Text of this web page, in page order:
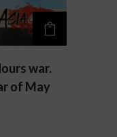
war.
of May